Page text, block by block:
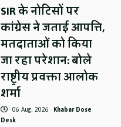
SIR के नोटिसों पर
कांग्रेस ने जताई आपत्ति,
मतदाताओं को किया
जा रहा परेशान: बोले
राष्ट्रीय प्रवक्ता आलोक
शर्मा
06 Aug, 2026 Khabar Dose
Desk